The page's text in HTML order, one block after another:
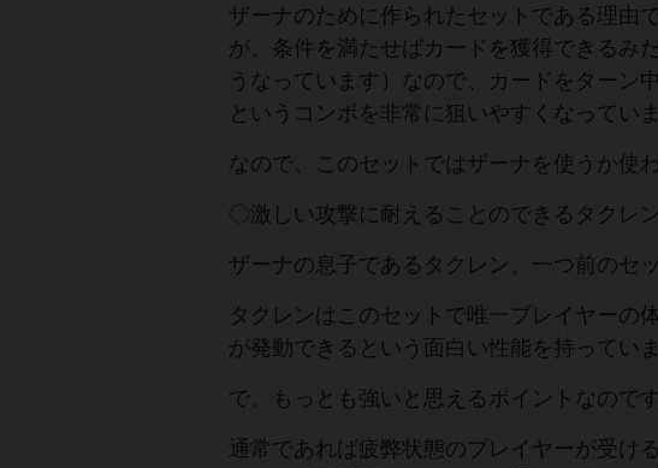
ザーナのために作られたセットである理由
が、条件を満たせばカードを獲得できるみ
うなっています）なので、カードをターン
というコンボを非常に狙いやすくなっていま
なので、このセットではザーナを使うか使
〇激しい攻撃に耐えることのできるタクレン
ザーナの息子であるタクレン、一つ前のセ
タクレンはこのセットで唯一プレイヤーの
が発動できるという面白い性能を持っていま
で、もっとも強いと思えるポイントなので
通常であれば疲弊状態のプレイヤーが受け